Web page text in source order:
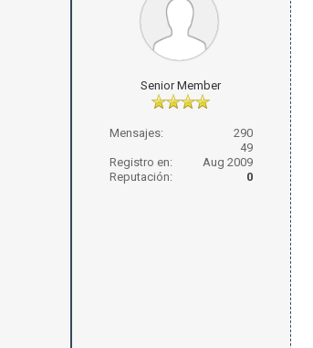
Senior Member
Mensajes:
290
49
Registro en:
Aug 2009
Reputación:
0